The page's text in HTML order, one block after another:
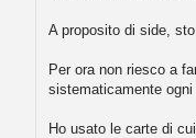
A proposito di side,
Per ora non riesco a
sistematicamente ogni
Ho usato le carte di